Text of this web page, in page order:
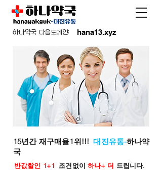
hana13.xyz
하나약국 다음도메인:
15년간 재구매율1위!!!대진유통-하나약
국
반값할인 1+1 조건없이 하나+ 더 드립니다.